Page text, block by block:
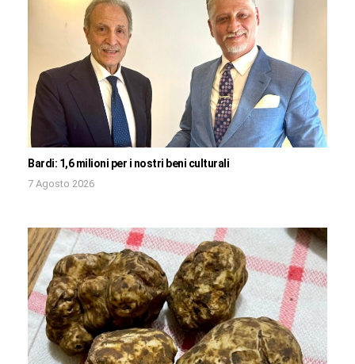
Bardi: 1,6 milioni per i nostri beni culturali
7 Agosto 2026